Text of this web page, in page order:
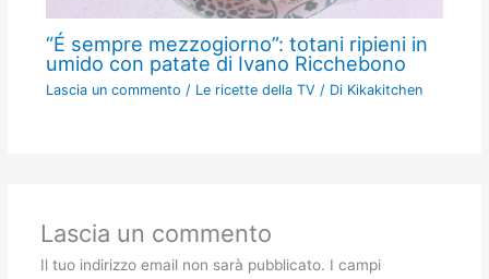
“É sempre mezzogiorno”: totani ripieni in
umido con patate di Ivano Ricchebono
Lascia un commento / Le ricette della TV / Di Kikakitchen
Lascia un commento
Il tuo indirizzo email non sarà pubblicato. I campi